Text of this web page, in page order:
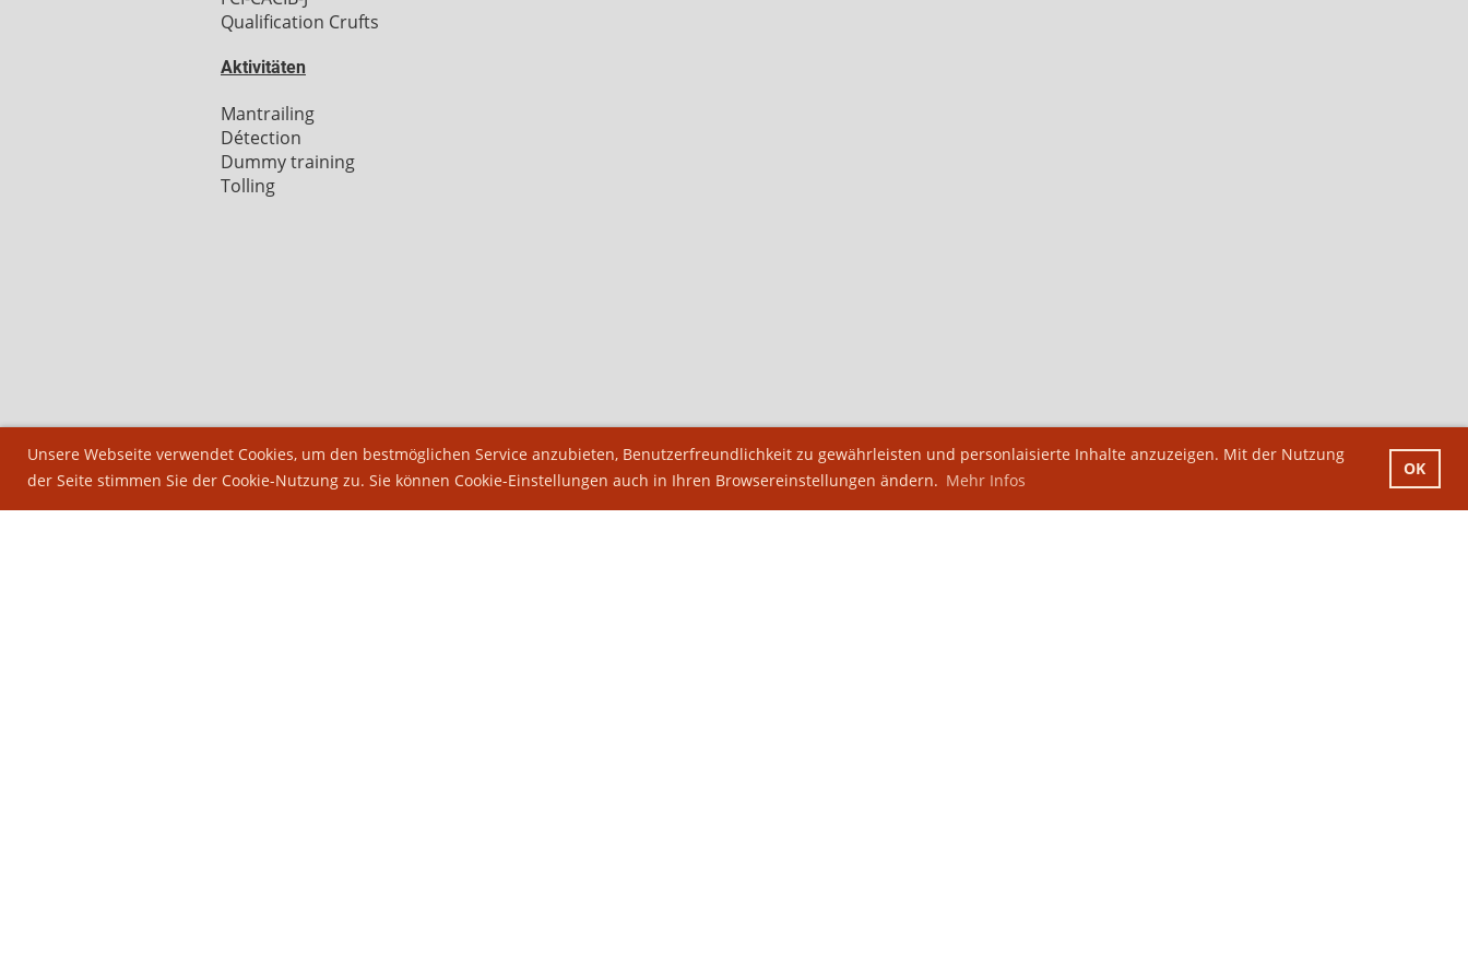
Unsere Webseite verwendet Cookies, um den bestmöglichen Service anzubieten, Benutzerfreundlichkeit zu gewährleisten und personlaisierte Inhalte anzuzeigen. Mit der Nutzung
der Seite stimmen Sie der Cookie-Nutzung zu. Sie können Cookie-Einstellungen auch in Ihren Browsereinstellungen ändern. Mehr Infos
OK
Qualification Crufts
Aktivitäten
Mantrailing
Détection
Dummy training
Tolling